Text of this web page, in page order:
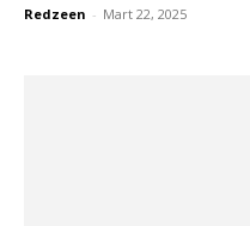
Redzeen - Mart 22, 2025